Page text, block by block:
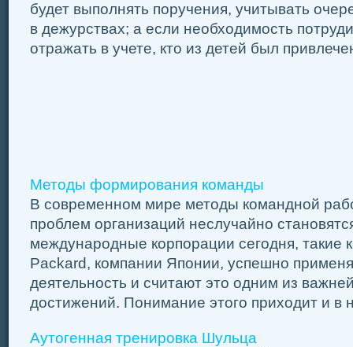
будет выполнять поручения, учитывать
в дежурствах; а если необхо­димость
отражать в учете, кто из детей был
Методы формирования команды
В современном мире методы командной
проблем организаций неслучайно
международные корпорации сегодня, такие
Packard, компании Японии, успешно
деятельность и считают это одним из
достижений. Понимание этого приходит и в
Аутогенная тренировка Шульца